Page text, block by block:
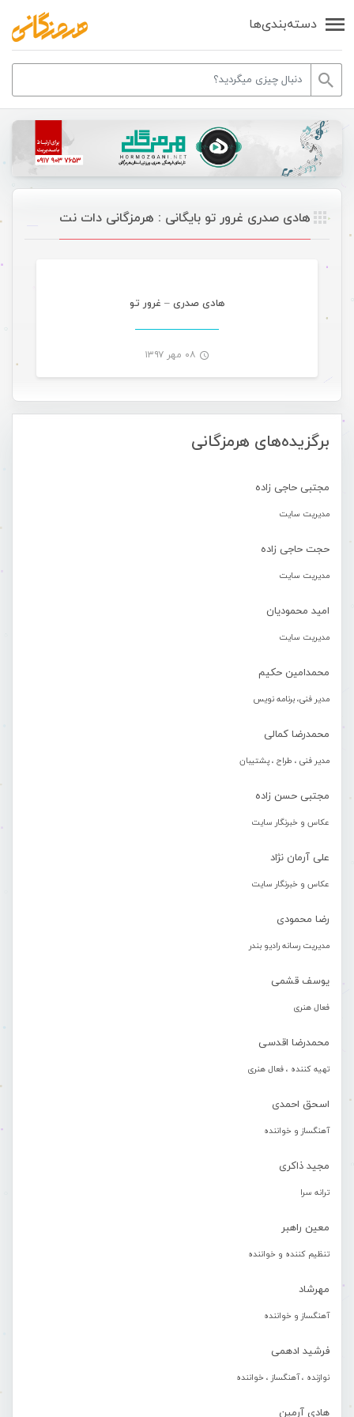
دسته‌بندی‌ها
برگزیده‌های هرمزگانی
مجتبی حاجی زاده
مدیریت سایت
حجت حاجی زاده
مدیریت سایت
امید محمودیان
مدیریت سایت
محمدامین حکیم
مدیر فنی، برنامه نویس
محمدرضا کمالی
مدیر فنی ، طراح ، پشتیبان
مجتبی حسن زاده
عکاس و خبرنگار سایت
علی آرمان نژاد
عکاس و خبرنگار سایت
رضا محمودی
مدیریت رسانه رادیو بندر
یوسف قشمی
فعال هنری
محمدرضا اقدسی
تهیه کننده ، فعال هنری
اسحق احمدی
آهنگساز و خواننده
مجید ذاکری
ترانه سرا
معین راهبر
تنظیم کننده و خواننده
مهرشاد
آهنگساز و خواننده
فرشید ادهمی
نوازنده ، آهنگساز ، خواننده
هادی آرمین
هادی صدری غرور تو بایگانی : هرمزگانی دات نت
هادی صدری – غرور تو
۰۸ مهر ۱۳۹۷